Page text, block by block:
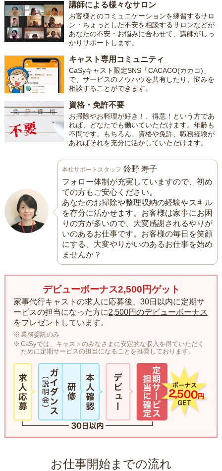
講師による様々なサロン
お客様とのコミュニケーションを練習するサロ
ン・ちょっとした不安を相談するサロンなどが
あなたの不安・お悩みに合わせて、講師がしっ
かりサポートします。
キャスト専用コミュニティ
CaSyキャスト限定SNS「CACACO(カカコ)」
で、サービスのノウハウを共有したり、悩みを
相談することができます。
資格・免許不要
お掃除やお料理が好き！、得意！という方であ
れば、どなたでも働いていただけます。年齢も
不問です。もちろん、資格や免許、職務経験が
あればそれを充分に活かしていただけます。
本社サポートスタッフ 鈴野 寿子
フォロー体制が充実していますので、初め
ての方もご安心ください。
あなたのお掃除や整理収納の経験やスキル
を存分に活かせます。お客様は家事にお困
りの方が多いので、大変感謝されるやりが
いのあるお仕事です。お客様の毎日を笑顔
にする、大変やりがいのあるお仕事を始め
ませんか？
デビューボーナス2,500円ゲット
家事代行キャストの求人に応募後、30日以内に定期サ
ービスの担当になった方に2,500円のデビューボーナス
をプレゼント しています。
業務委託のみ
CaSyでは、キャストのみなさまに安定的な収入を得ていただく
ために定期サービスの担当になることを推奨しております。
お仕事開始までの流れ